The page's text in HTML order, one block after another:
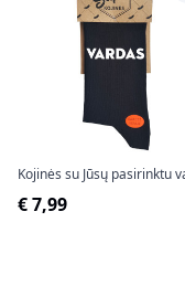
Kojinės su Jūsų pasirinktu
€ 7,99